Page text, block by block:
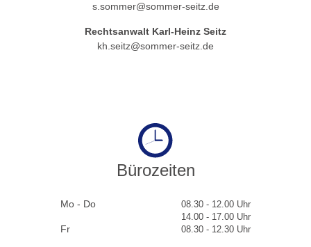
s.sommer@sommer-seitz.de
Rechtsanwalt Karl-Heinz Seitz
kh.seitz@sommer-seitz.de
Bürozeiten
Mo - Do
08.30 - 12.00 Uhr
14.00 - 17.00 Uhr
Fr 08.30 - 12.30 Uhr